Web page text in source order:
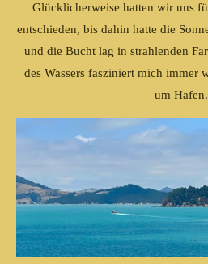
Glücklicherweise hatten wir uns
entschieden, bis dahin hatte die
und die Bucht lag in strahlenden
des Wassers fasziniert mich immer
um Hafen.